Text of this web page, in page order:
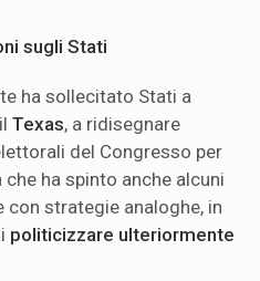
sugli Stati
ha sollecitato Stati a
Texas, a ridisegnare
del Congresso per
che ha spinto anche alcuni
strategie analoghe, in
politicizzare ulteriormente